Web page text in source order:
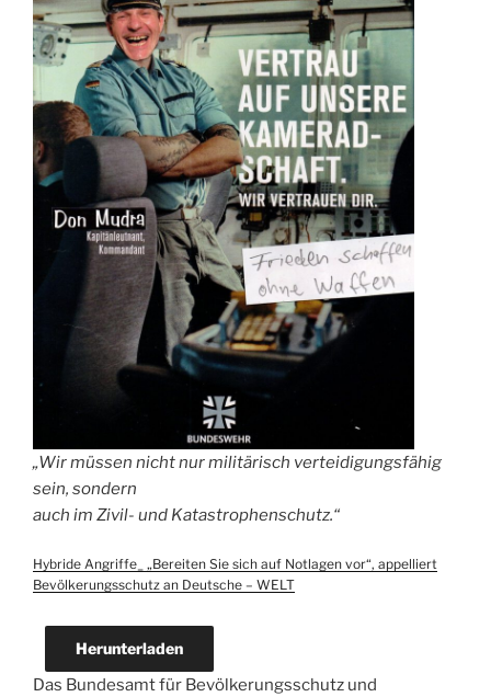
„Wir müssen nicht nur militärisch verteidigungsfähig
sein, sondern
auch im Zivil- und Katastrophenschutz.“
Hybride Angriffe_ „Bereiten Sie sich auf Notlagen vor“, appelliert
Bevölkerungsschutz an Deutsche – WELT
Herunterladen
Das Bundesamt für Bevölkerungsschutz und